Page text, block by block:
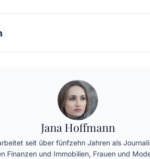
Jana Hoffmann
seit über fünfzehn Jahren als
Finanzen und Immobilien, Frauen und